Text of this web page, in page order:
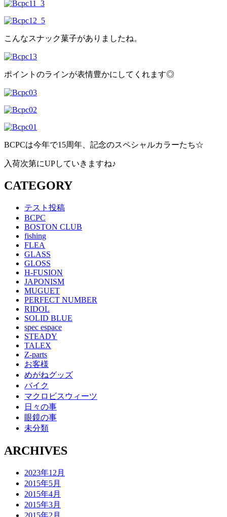
こんなスナック菓子がありましたね。
ポイントのラインが表情豊かにしてくれます◎
BCPCは今年で15周年、記念のスペシャルカラーたち☆
入荷次第にUPしていきますね♪
CATEGORY
テスト投稿
BCPC
BOSTON CLUB
fishing
FLEA
GLASS
GLOSS
H-FUSION
JAPONISM
MUGUET
PERFECT NUMBER
RIDOL
SOLID BLUE
spec espace
STEADY
TALEX
Z-parts
お客様
めがねグッズ
バイク
マクロビスウィーツ
日々の事
眼鏡の事
未分類
ARCHIVES
2023年12月
2015年5月
2015年4月
2015年3月